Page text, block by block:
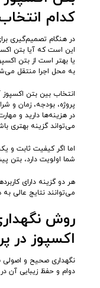
کدام
در هنگام تصمیم‌گیری
این است که آیا بتن
یا بهتر است از بتن
به محل اجرا منتقل
انتخاب بین بتن
پروژه، بودجه، زمان و
در هزینه‌ها دارید و
می‌تواند گزینه بهتری
اما اگر کیفیت ثابت و
شما اولویت دارد، بتن
هر دو گزینه دارای
می‌توانند نتایج عالی
روش
اکسپوز در
نگهداری صحیح و اصولی
دوام و حفظ زیبایی آن